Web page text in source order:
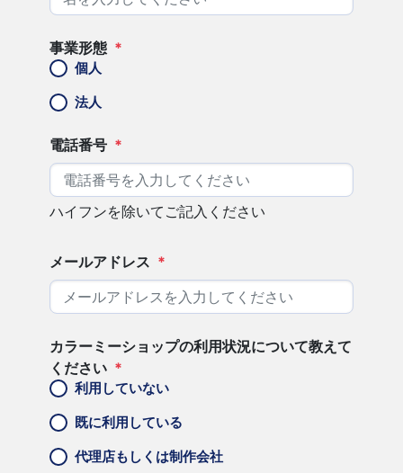
事業形態 *
個人
法人
電話番号 *
ハイフンを除いてご記入ください
メールアドレス *
カラーミーショップの利用状況について教えて
ください *
利用していない
既に利用している
代理店もしくは制作会社